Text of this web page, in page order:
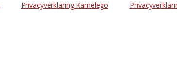
Privacyverklaring Kamelego